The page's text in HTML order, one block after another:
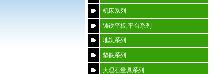
机床系列
铸铁平板,平台系列
地轨系列
垫铁系列
大理石量具系列